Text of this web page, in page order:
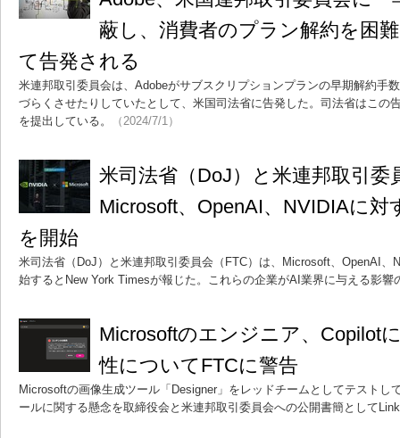
蔽し、消費者のプラン解約を困
て告発される
米連邦取引委員会は、Adobeがサブスクリプションプランの早期解約手
づらくさせたりしていたとして、米国司法省に告発した。司法省はこの
を提出している。
（2024/7/1）
米司法省（DoJ）と米連邦取引委
Microsoft、OpenAI、NVIDIAに対
を開始
米司法省（DoJ）と米連邦取引委員会（FTC）は、Microsoft、OpenAI、
始するとNew York Timesが報じた。これらの企業がAI業界に与える影響
Microsoftのエンジニア、Copilot
性についてFTCに警告
Microsoftの画像生成ツール「Designer」をレッドチームとしてテストし
ールに関する懸念を取締役会と米連邦取引委員会への公開書簡として